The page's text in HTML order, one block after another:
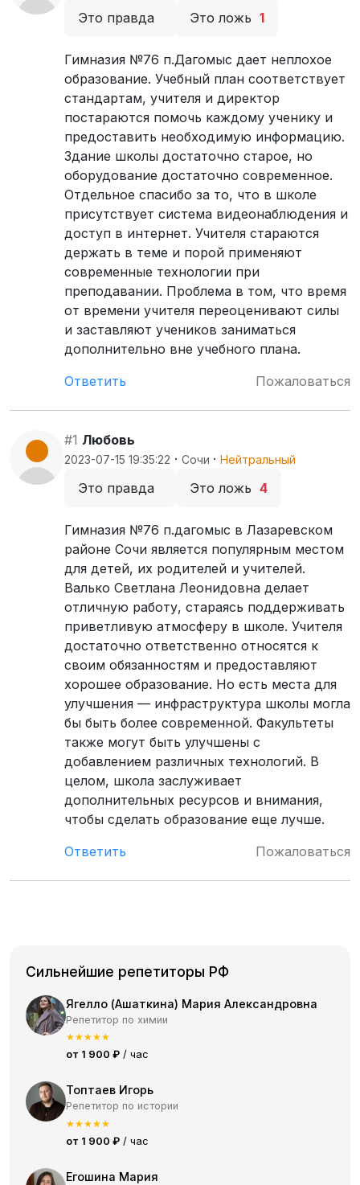
Это правда Это ложь 1
Гимназия №76 п.Дагомыс дает неплохое
образование. Учебный план соответствует
стандартам, учителя и директор
постараются помочь каждому ученику и
предоставить необходимую информацию.
Здание школы достаточно старое, но
оборудование достаточно современное.
Отдельное спасибо за то, что в школе
присутствует система видеонаблюдения и
доступ в интернет. Учителя стараются
держать в теме и порой применяют
современные технологии при
преподавании. Проблема в том, что время
от времени учителя переоценивают силы
и заставляют учеников заниматься
дополнительно вне учебного плана.
Ответить
Пожаловаться
#1 Любовь
2023-07-15 19:35:22 · Сочи · Нейтральный
Это правда Это ложь 4
Гимназия №76 п.дагомыс в Лазаревском
районе Сочи является популярным местом
для детей, их родителей и учителей.
Валько Светлана Леонидовна делает
отличную работу, стараясь поддерживать
приветливую атмосферу в школе. Учителя
достаточно ответственно относятся к
своим обязанностям и предоставляют
хорошее образование. Но есть места для
улучшения — инфраструктура школы могла
бы быть более современной. Факультеты
также могут быть улучшены с
добавлением различных технологий. В
целом, школа заслуживает
дополнительных ресурсов и внимания,
чтобы сделать образование еще лучше.
Ответить
Пожаловаться
Сильнейшие репетиторы РФ
Ягелло (Ашаткина) Мария Александровна
Репетитор по химии
★★★★★
от 1 900 ₽ / час
Топтаев Игорь
Репетитор по истории
★★★★★
от 1 900 ₽ / час
Егошина Мария